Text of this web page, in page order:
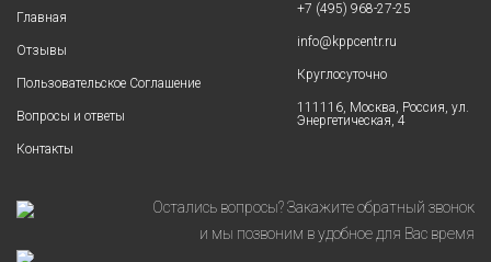
Главная
Отзывы
Пользовательское Соглашение
Вопросы и ответы
Контакты
+7 (495) 968-27-25
info@kppcentr.ru
Круглосуточно
111116, Москва, Россия, ул.
Энергетическая, 4
Остались вопросы? Закажите обратный звонок
и мы позвоним в удобное для Вас время